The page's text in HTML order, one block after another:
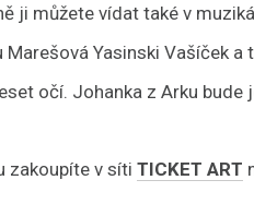
ji můžete vídat také v
Yasinski Vašíček a
očí. Johanka z Arku bude
zakoupíte v sítiTICKET ART